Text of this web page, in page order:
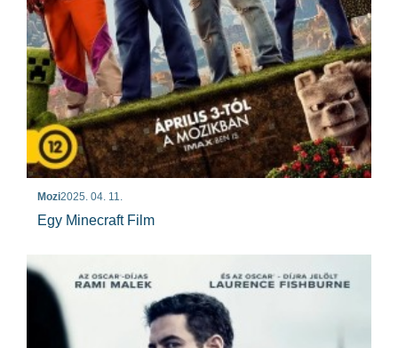
Mozi2025. 04. 11.
Egy Minecraft Film